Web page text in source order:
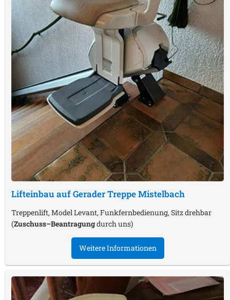
Lifteinbau auf Gerader TreppeMistelbach
Treppenlift, Model Levant, Funkfernbedienung, Sitz drehbar
(Zuschuss–Beantragungdurch uns)
Weitere Informationen